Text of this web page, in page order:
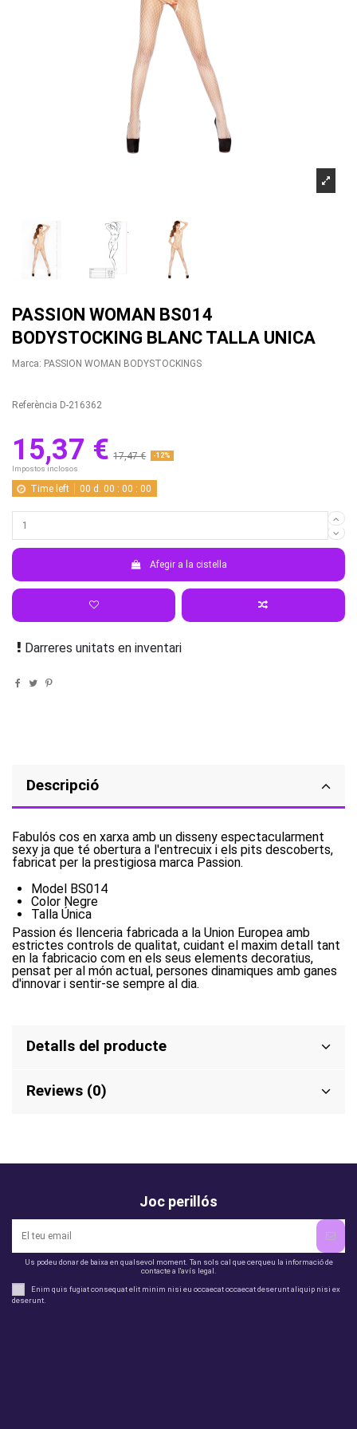
PASSION WOMAN BS014
BODYSTOCKING BLANC TALLA UNICA
Marca: PASSION WOMAN BODYSTOCKINGS
Referència D-216362
15,37 € 17,47 € -12%
Impostos inclosos
Time left 00 d. 00 :00 :00
Afegir a la cistella
Darreres unitats en inventari
Descripció
Fabulós cos en xarxa amb un disseny espectacularment
sexy ja que té obertura a l'entrecuix i els pits descoberts,
fabricat per la prestigiosa marca Passion.
Model BS014
Color Negre
Talla Única
Passion és llenceria fabricada a la Union Europea amb
estrictes controls de qualitat, cuidant el maxim detall tant
en la fabricacio com en els seus elements decoratius,
pensat per al món actual, persones dinamiques amb ganes
d'innovar i sentir-se sempre al dia.
Detalls del producte
Reviews (0)
Joc perillós
Us podeu donar de baixa en qualsevol moment. Tan sols cal que cerqueu la informació de
contacte a l'avís legal.
Enim quis fugiat consequat elit minim nisi eu occaecat occaecat deserunt aliquip nisi ex
deserunt.